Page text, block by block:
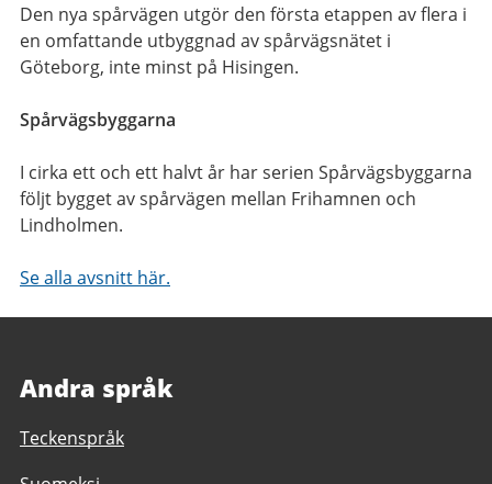
Den nya spårvägen utgör den första etappen av flera i
en omfattande utbyggnad av spårvägsnätet i
Göteborg, inte minst på Hisingen.
Spårvägsbyggarna
I cirka ett och ett halvt år har serien Spårvägsbyggarna
följt bygget av spårvägen mellan Frihamnen och
Lindholmen.
Se alla avsnitt här.
Andra språk
Teckenspråk